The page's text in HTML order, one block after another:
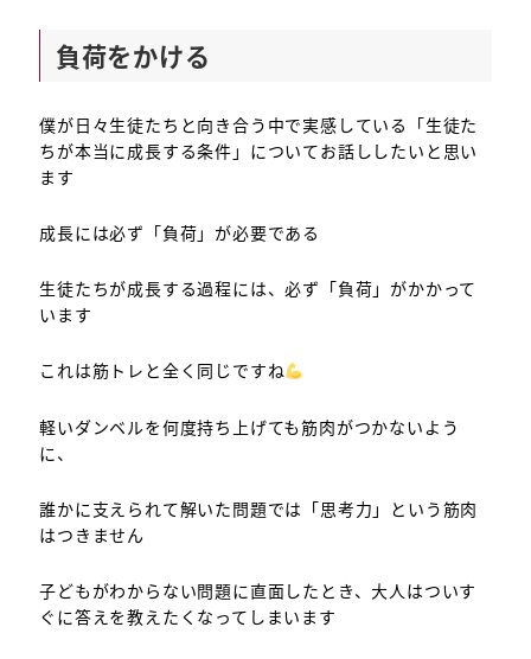
負荷をかける
僕が日々生徒たちと向き合う中で実感している「生徒た
ちが本当に成長する条件」についてお話ししたいと思い
ます
成長には必ず「負荷」が必要である
生徒たちが成長する過程には、必ず「負荷」がかかって
います
これは筋トレと全く同じですね
軽いダンベルを何度持ち上げても筋肉がつかないよう
に、
誰かに支えられて解いた問題では「思考力」という筋肉
はつきません
子どもがわからない問題に直面したとき、大人はついす
ぐに答えを教えたくなってしまいます